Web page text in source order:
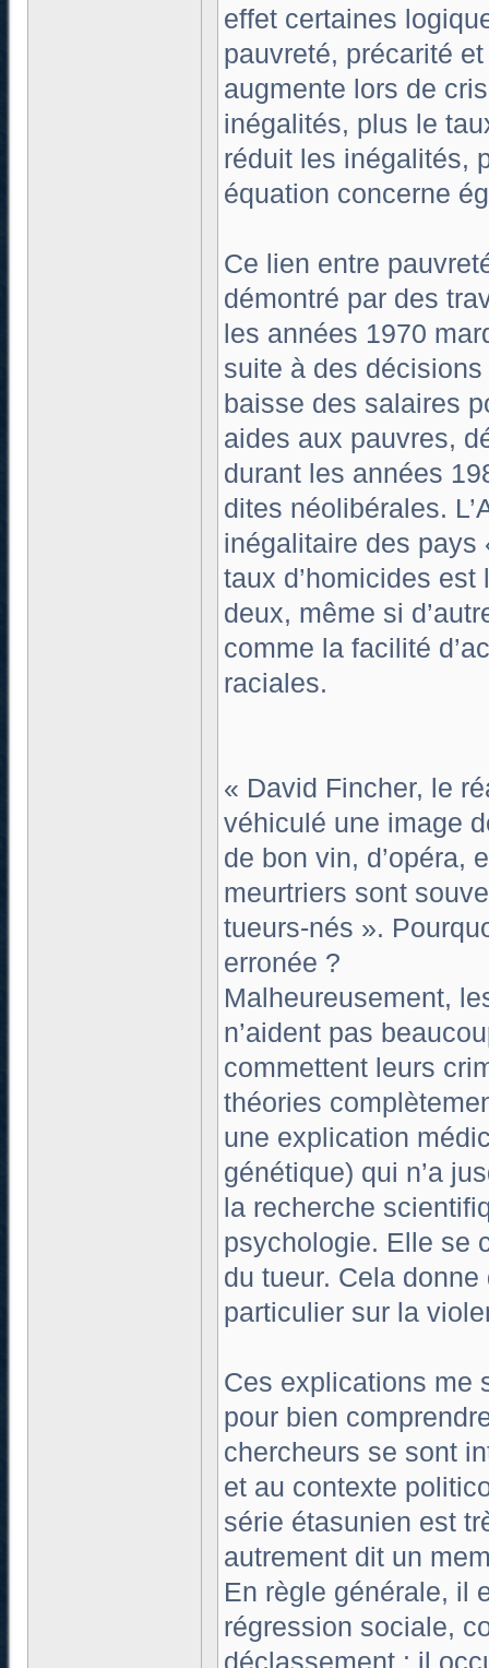
effet certaines
pauvreté, précarité
augmente lors de
inégalités, plus le
réduit les inégalités,
équation concerne
Ce lien entre
démontré par des
les années 1970
suite à des
baisse des salaires
aides aux pauvres,
durant les années
dites néolibérales.
inégalitaire des pays
taux d’homicides
deux, même si
comme la facilité
raciales.
« David Fincher, le
véhiculé une image
de bon vin, d’opéra,
meurtriers sont
tueurs-nés ».
erronée ?
Malheureusement,
n’aident pas
commettent leurs
théories
une explication
génétique) qui n’a
la recherche
psychologie. Elle se
du tueur. Cela
particulier sur la
Ces explications me
pour bien
chercheurs se sont
et au contexte
série étasunien est
autrement dit un
En règle générale, il
régression sociale,
déclassement : il